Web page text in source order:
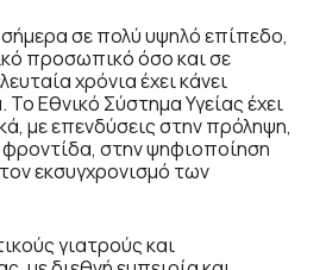
σε πολύ υψηλό επίπεδο,
προσωπικό όσο και σε
χρόνια έχει κάνει
Εθνικό Σύστημα Υγείας έχει
με επενδύσεις στην πρόληψη,
στην ψηφιοποίηση
εκσυγχρονισμό των
γιατρούς και